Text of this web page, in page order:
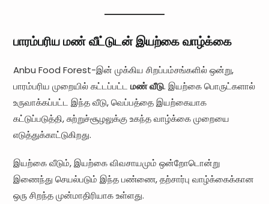
பாரம்பரிய மண் வீட்டுடன் இயற்கை வாழ்க்கை
Anbu Food Forest-இன் முக்கிய சிறப்பம்சங்களில் ஒன்று,
பாரம்பரிய முறையில் கட்டப்பட்டமண் வீடு. இயற்கை பொருட்களால்
உருவாக்கப்பட்ட இந்த வீடு, வெப்பத்தை இயற்கையாக
கட்டுப்படுத்தி, சுற்றுச்சூழலுக்கு உகந்த வாழ்க்கை முறையை
எடுத்துக்காட்டுகிறது.
இயற்கை வீடும், இயற்கை விவசாயமும் ஒன்றோடொன்று
இணைந்து செயல்படும் இந்த பண்ணை, தற்சார்பு வாழ்க்கைக்கான
ஒரு சிறந்த முன்மாதிரியாக உள்ளது.